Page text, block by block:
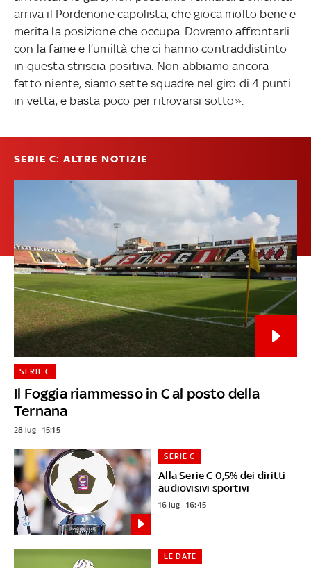
arriva il Pordenone capolista, che gioca molto bene e
merita la posizione che occupa. Dovremo affrontarli
con la fame e l’umiltà che ci hanno contraddistinto
in questa striscia positiva. Non abbiamo ancora
fatto niente, siamo sette squadre nel giro di 4 punti
in vetta, e basta poco per ritrovarsi sotto».
SERIE C: ALTRE NOTIZIE
Il Foggia riammesso in C al posto della
Ternana
SERIE C
28 lug - 15:15
Alla Serie C 0,5% dei diritti
audiovisivi sportivi
SERIE C
16 lug - 16:45
LE DATE